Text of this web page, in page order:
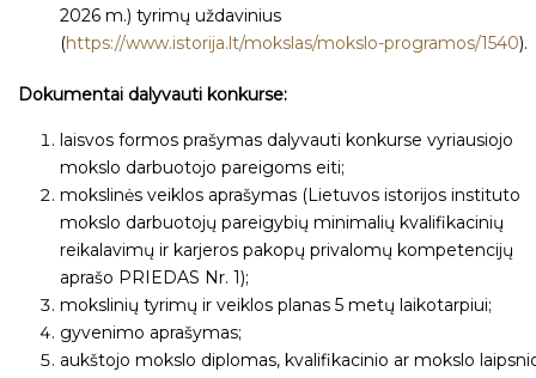
2026 m.) tyrimų uždavinius
(https://www.istorija.lt/mokslas/mokslo-programos/1540).
Dokumentai dalyvauti konkurse:
laisvos formos prašymas dalyvauti konkurse vyriausiojo
mokslo darbuotojo pareigoms eiti;
mokslinės veiklos aprašymas (Lietuvos istorijos instituto
mokslo darbuotojų pareigybių minimalių kvalifikacinių
reikalavimų ir karjeros pakopų privalomų kompetencijų
aprašo PRIEDAS Nr. 1);
mokslinių tyrimų ir veiklos planas 5 metų laikotarpiui;
gyvenimo aprašymas;
aukštojo mokslo diplomas, kvalifikacinio ar mokslo